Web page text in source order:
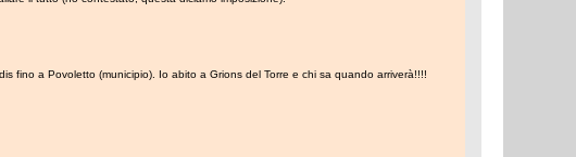
fino a Povoletto (municipio). Io abito a Grions del Torre e chi sa quando arriverà!!!!